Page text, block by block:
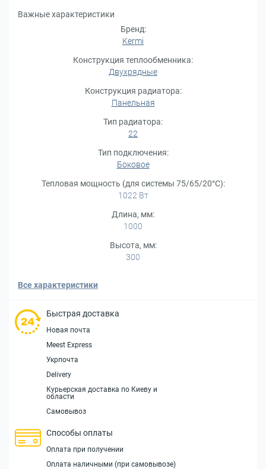
Важные характеристики
Бренд:
Kermi
Конструкция теплообменника:
Двухрядные
Конструкция радиатора:
Панельная
Тип радиатора:
22
Тип подключения:
Боковое
Тепловая мощность (для системы 75/65/20°С):
1022 Вт
Длина, мм:
1000
Высота, мм:
300
Все характеристики
Быстрая доставка
Новая почта
Meest Express
Укрпочта
Delivery
Курьерская доставка по Киеву и
области
Самовывоз
Способы оплаты
Оплата при получении
Оплата наличными (при самовывозе)